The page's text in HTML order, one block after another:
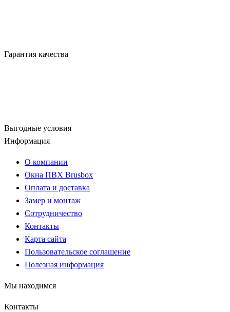
Гарантия качества
Выгодные условия
Информация
О компании
Окна ПВХ Brusbox
Оплата и доставка
Замер и монтаж
Сотрудничество
Контакты
Карта сайта
Пользовательское соглашение
Полезная информация
Мы находимся
Контакты